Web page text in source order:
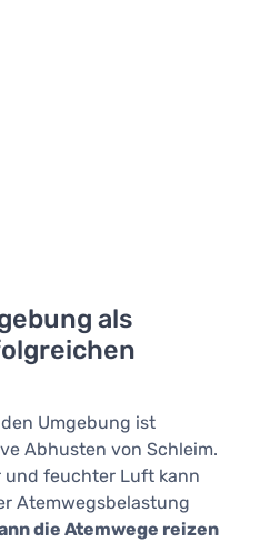
als
Umgebung ist
Abhusten von Schleim.
und feuchter Luft kann
Atemwegsbelastung
die Atemwege reizen